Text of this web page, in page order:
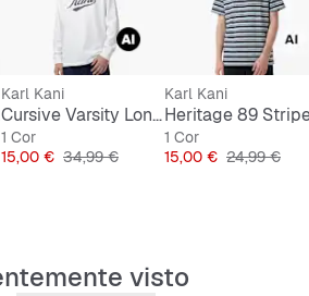
Karl Kani
Cursive Varsity Longsleeve Junior
1 Cor
Preço
15,00 € Preço original
34,99 €
Karl Kani
1 Cor
Preço
15,00 € Preço
24,99 €
visto